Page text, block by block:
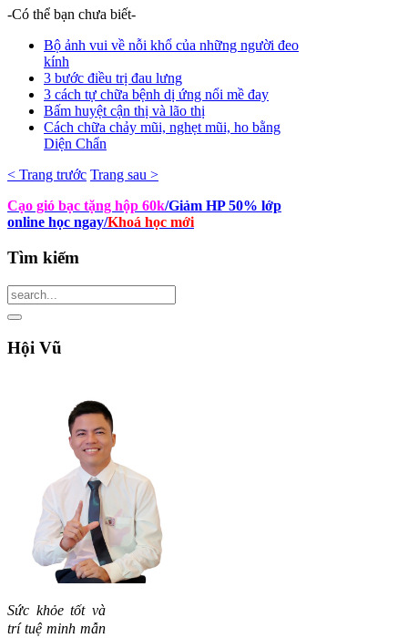
-Có thể bạn chưa biết-
Bộ ảnh vui về nỗi khổ của những người đeo
kính
3 bước điều trị đau lưng
3 cách tự chữa bệnh dị ứng nổi mề đay
Bấm huyệt cận thị và lão thị
Cách chữa chảy mũi, nghẹt mũi, ho bằng
Diện Chẩn
< Trang trước Trang sau >
Cạo gió bạc tặng hộp 60k/Giảm HP 50% lớp
online học ngay/Khoá học mới
Tìm kiếm
Hội Vũ
Sức khỏe tốt và
trí tuệ minh mẫn